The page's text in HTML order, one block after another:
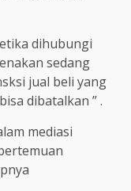
dihubungi
sedang
jual beli yang
dibatalkan ” .
mediasi